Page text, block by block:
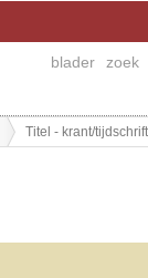
blader zoek
Titel - krant/